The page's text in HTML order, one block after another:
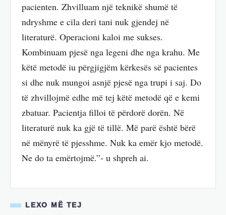
pacienten. Zhvilluam një teknikë shumë të
ndryshme e cila deri tani nuk gjendej në
literaturë. Operacioni kaloi me sukses.
Kombinuam pjesë nga legeni dhe nga krahu. Me
këtë metodë iu përgjigjëm kërkesës së pacientes
si dhe nuk mungoi asnjë pjesë nga trupi i saj. Do
të zhvillojmë edhe më tej këtë metodë që e kemi
zbatuar. Pacientja filloi të përdorë dorën. Në
literaturë nuk ka gjë të tillë. Më parë është bërë
në mënyrë të pjesshme. Nuk ka emër kjo metodë.
Ne do ta emërtojmë.”- u shpreh ai.
LEXO MË TEJ